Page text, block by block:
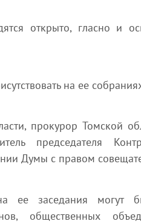
открыто, гласно и
на ее
прокурор Томской
председателя
Думы с правом
заседания могут
общественных